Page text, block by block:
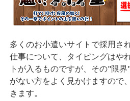
多くのお小遣いサイトで採用さ
仕事について、タイピングはや
トが入るものですが、その"限
がない方をよく見かけますので
きます。